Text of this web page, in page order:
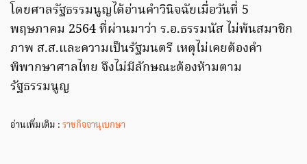
โดยศาลรัฐธรรมนูญได้อ่านคำวินิจฉัยเมื่อวันที่ 5
พฤษภาคม 2564 ที่ผ่านมาว่า ร.อ.ธรรมนัส ไม่พ้นสมาชิก
ภาพ ส.ส.และความเป็นรัฐมนตรี เหตุไม่เคยต้องคำ
พิพากษาศาลไทย จึงไม่มีลักษณะต้องห้ามตาม
รัฐธรรมนูญ
อ่านเพิ่มเติม :ราชกิจจานุเบกษา